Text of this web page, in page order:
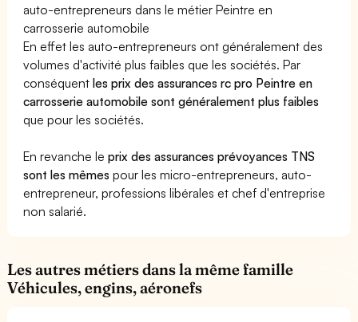
auto-entrepreneurs dans le métier Peintre en
carrosserie automobile
En effet les auto-entrepreneurs ont généralement des
volumes d'activité plus faibles que les sociétés. Par
conséquentles prix des assurances rc pro Peintre en
carrosserie automobile sont généralement plus faibles
que pour les sociétés.
En revanche leprix des assurances prévoyances TNS
sont les mêmes pour les micro-entrepreneurs, auto-
entrepreneur, professions libérales et chef d'entreprise
non salarié.
Les autres métiers dans la même famille
Véhicules, engins, aéronefs